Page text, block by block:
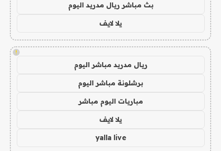
بث مباشر ريال مدريد اليوم
يلا لايف
!
ريال مدريد مباشر اليوم
برشلونة مباشر اليوم
مباريات اليوم مباشر
يلا لايف
yalla live